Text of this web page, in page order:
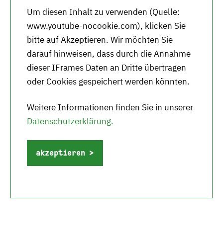
Um diesen Inhalt zu verwenden (Quelle:
www.youtube-nocookie.com), klicken Sie
bitte auf Akzeptieren. Wir möchten Sie
darauf hinweisen, dass durch die Annahme
dieser IFrames Daten an Dritte übertragen
oder Cookies gespeichert werden könnten.
Weitere Informationen finden Sie in unserer
Datenschutzerklärung.
akzeptieren